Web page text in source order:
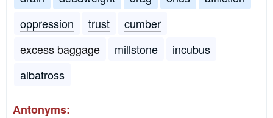
oppression
trust
cumber
excess baggage
millstone
incubus
albatross
Antonyms: